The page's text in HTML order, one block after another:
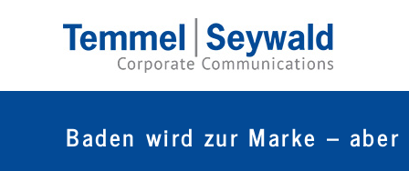
Baden wird zur Marke – aber